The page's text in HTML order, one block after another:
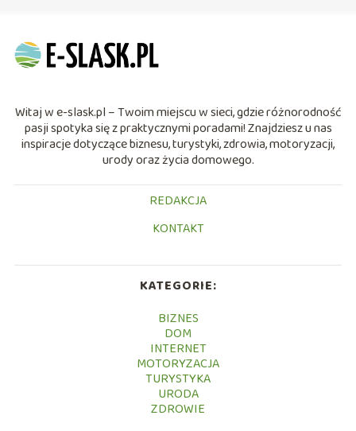
Witaj w e-slask.pl – Twoim miejscu w sieci, gdzie różnorodność
pasji spotyka się z praktycznymi poradami! Znajdziesz u nas
inspiracje dotyczące biznesu, turystyki, zdrowia, motoryzacji,
urody oraz życia domowego.
REDAKCJA
KONTAKT
KATEGORIE:
BIZNES
DOM
INTERNET
MOTORYZACJA
TURYSTYKA
URODA
ZDROWIE